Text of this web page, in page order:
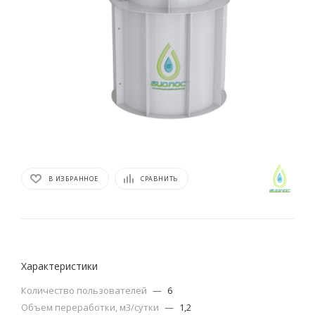
В ИЗБРАННОЕ СРАВНИТЬ
Характеристики
Количество пользователей — 6
Объем переработки, м3/сутки — 1,2